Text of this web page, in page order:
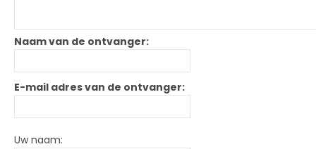
Naam van de ontvanger:
E-mail adres van de ontvanger:
Uw naam: